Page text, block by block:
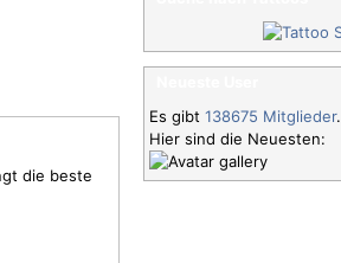
die beste
Es gibt 138675 Mitglieder.
Hier sind die Neuesten: